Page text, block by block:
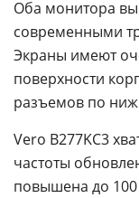
Оба монитора
современными
Экраны имеют
поверхности
разъемов по
Vero B277KC3
частоты
повышена до 100